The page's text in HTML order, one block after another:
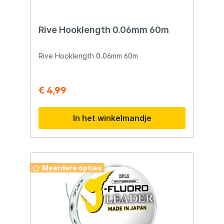
Rive Hooklength 0.06mm 60m
Rive Hooklength 0.06mm 60m
€ 4,99
In het winkelmandje
Meerdere opties